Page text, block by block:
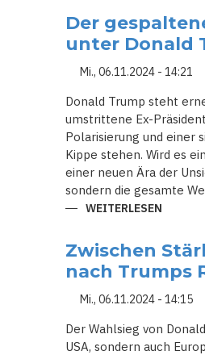
UND
ZUM
DER
AMPEL-
Der
unter Donald
Mi., 06.11.2024 - 14:21
Donald Trump steht
umstrittene Ex-
Polarisierung und einer
Kippe stehen. Wird es
einer neuen Ära der
sondern die gesamte
WEITERLESEN
GIGANT:
WELCHE
DIE
UNTER
TRUMP
Zwischen
nach Trumps
Mi., 06.11.2024 - 14:15
Der Wahlsieg von
USA, sondern auch